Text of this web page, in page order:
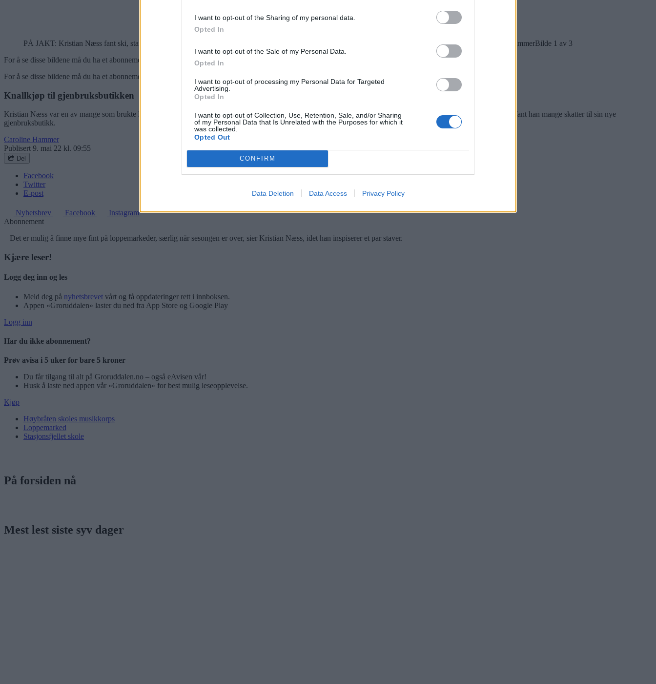
I want to opt-out of the Sharing of my personal data.
Opted In
I want to opt-out of the Sale of my Personal Data.
Opted In
I want to opt-out of processing my Personal Data for Targeted
Advertising.
Opted In
I want to opt-out of Collection, Use, Retention, Sale, and/or Sharing
of my Personal Data that Is Unrelated with the Purposes for which it
was collected.
Opted Out
CONFIRM
Data Deletion Data Access Privacy Policy
PÅ JAKT: Kristian Næss fant ski, staver og støvler på loppemarkedet. Nå skal de gjøres nye igjen, før de kommer på salg hos Sport Igjen AS. Foto: Caroline HammerBilde 1 av 3
For å se disse bildene må du ha et abonnement
For å se disse bildene må du ha et abonnement
Knallkjøp til gjenbruksbutikken
Kristian Næss var en av mange som brukte litt av helgen på å besøke Stasjonsfjellet skole, der Høybråten skoles musikkorps arrangerte loppemarked. I ski-avdelingen fant han mange skatter til sin nye
gjenbruksbutikk.
Caroline Hammer
Publisert 9. mai 22 kl. 09:55
Del
Facebook
Twitter
E-post
Nyhetsbrev Facebook
Instagram
Abonnement
– Det er mulig å finne mye fint på loppemarkeder, særlig når sesongen er over, sier Kristian Næss, idet han inspiserer et par staver.
Kjære leser!
Logg deg inn og les
Meld deg på nyhetsbrevet vårt og få oppdateringer rett i innboksen.
Appen «Groruddalen» laster du ned fra App Store og Google Play
Logg inn
Har du ikke abonnement?
Prøv avisa i 5 uker for bare 5 kroner
Du får tilgang til alt på Groruddalen.no – også eAvisen vår!
Husk å laste ned appen vår «Groruddalen» for best mulig leseopplevelse.
Kjøp
Høybråten skoles musikkorps
Loppemarked
Stasjonsfjellet skole
På forsiden nå
Mest lest siste syv dager